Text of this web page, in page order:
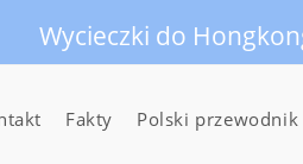
Wycieczki do
Fakty Polski przewodnik